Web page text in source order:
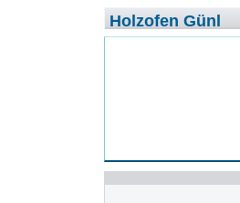
Holzofen Günl